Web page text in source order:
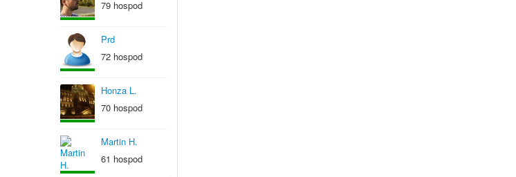
79 hospod
Prd
72 hospod
Honza L.
70 hospod
Martin H.
61 hospod